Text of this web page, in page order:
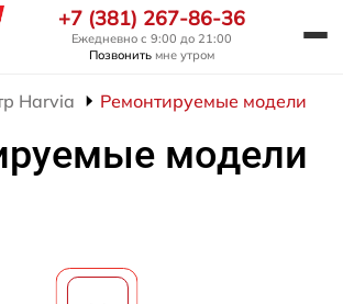
+7 (381) 267-86-36
Ежедневно с 9:00 до 21:00
Позвонить мне утром
Harvia Ремонтируемые модели
модели